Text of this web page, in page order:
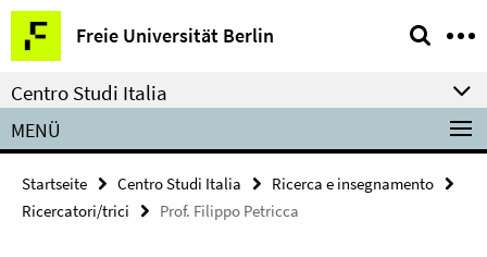
Springe
direkt
zu
Inhalt
Freie Universität Berlin
Service-
Navigation
Centro Studi Italia
MENÜ
Startseite Centro Studi Italia
Ricerca e insegnamento
Ricercatori/trici
Prof. Filippo Petricca